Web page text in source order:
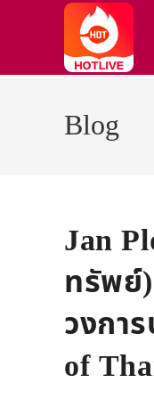
Blog
Jan
ทรัพย์
วงกา
of